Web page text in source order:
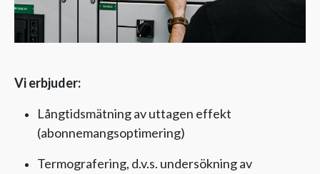
Vi erbjuder:
Långtidsmätning av uttagen effekt
(abonnemangsoptimering)
Termografering, d.v.s. undersökning av